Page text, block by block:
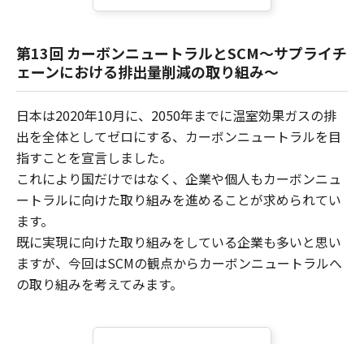
第13回 カーボンニュートラルとSCM～サプライチ
ェーンにおける排出量削減の取り組み～
日本は2020年10月に、2050年までに温室効果ガスの排
出を全体としてゼロにする、カーボンニュートラルを目
指すことを宣言しました。
これにより国だけではなく、企業や個人もカーボンニュ
ートラルに向けた取り組みを進めることが求められてい
ます。
既に実現に向けた取り組みをしている企業も多いと思い
ますが、今回はSCMの観点からカーボンニュートラルへ
の取り組みを考えてみます。